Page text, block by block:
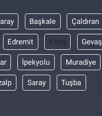
Başkale Çaldıran
Edremit Erciş Gevaş
İpekyolu Muradiye
Saray Tuşba